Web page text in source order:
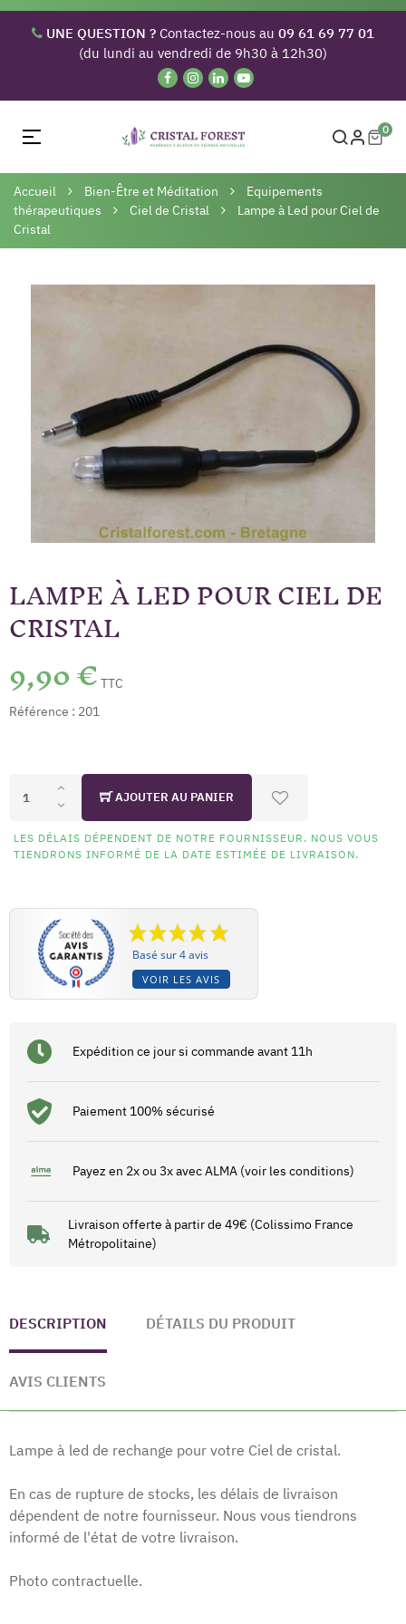
UNE QUESTION ? Contactez-nous au 09 61 69 77 01
(du lundi au vendredi de 9h30 à 12h30)
Basculer
navigation
☰ 0
Accueil Bien-Être et Méditation
Equipements
thérapeutiques
Ciel de Cristal
Lampe à Led pour Ciel de
Cristal
LAMPE À LED POUR CIEL DE
CRISTAL
9,90 € TTC
Référence : 201
AJOUTER AU PANIER
LES DÉLAIS DÉPENDENT DE NOTRE FOURNISSEUR. NOUS VOUS
TIENDRONS INFORMÉ DE LA DATE ESTIMÉE DE LIVRAISON.
Basé sur 4 avis
VOIR LES AVIS
Expédition ce jour si commande avant 11h
Paiement 100% sécurisé
Payez en 2x ou 3x avec ALMA (voir les conditions)
Livraison offerte à partir de 49€ (Colissimo France
Métropolitaine)
DESCRIPTION DÉTAILS DU PRODUIT
AVIS CLIENTS
Lampe à led de rechange pour votre Ciel de cristal.
En cas de rupture de stocks, les délais de livraison
dépendent de notre fournisseur. Nous vous tiendrons
informé de l'état de votre livraison.
Photo contractuelle.